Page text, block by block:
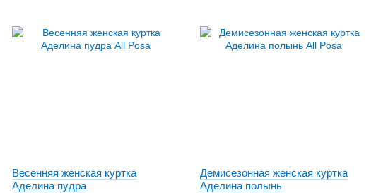
Весенняя женская куртка
Аделина пудра
Демисезонная женская куртка
Аделина полынь